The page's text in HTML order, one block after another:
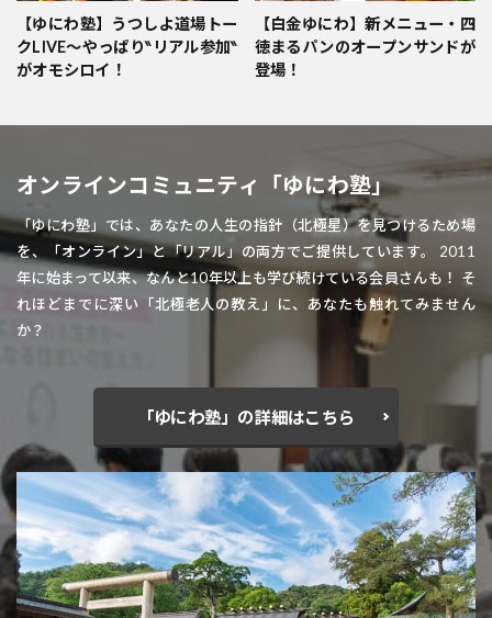
【ゆにわ塾】うつしよ道場トー
クLIVE～やっぱり‶リアル参加‶
がオモシロイ！
【白金ゆにわ】新メニュー・四
徳まるパンのオープンサンドが
登場！
オンラインコミュニティ「ゆにわ塾」
「ゆにわ塾」では、あなたの人生の指針（北極星）を見つけるため場
を、「オンライン」と「リアル」の両方でご提供しています。 2011
年に始まって以来、なんと10年以上も学び続けている会員さんも！ そ
れほどまでに深い「北極老人の教え」に、あなたも触れてみません
か？
「ゆにわ塾」の詳細はこちら